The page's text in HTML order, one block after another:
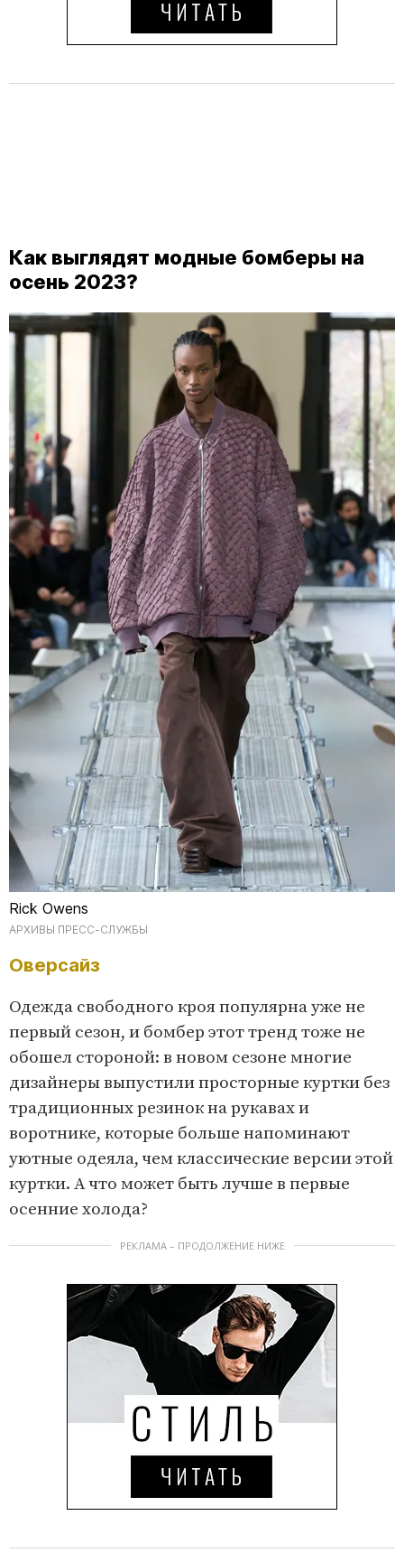
Как выглядят модные бомберы на
осень 2023?
Rick Owens
АРХИВЫ ПРЕСС-СЛУЖБЫ
Оверсайз
Одежда свободного кроя популярна уже не
первый сезон, и бомбер этот тренд тоже не
обошел стороной: в новом сезоне многие
дизайнеры выпустили просторные куртки без
традиционных резинок на рукавах и
воротнике, которые больше напоминают
уютные одеяла, чем классические версии этой
куртки. А что может быть лучше в первые
осенние холода?
РЕКЛАМА – ПРОДОЛЖЕНИЕ НИЖЕ